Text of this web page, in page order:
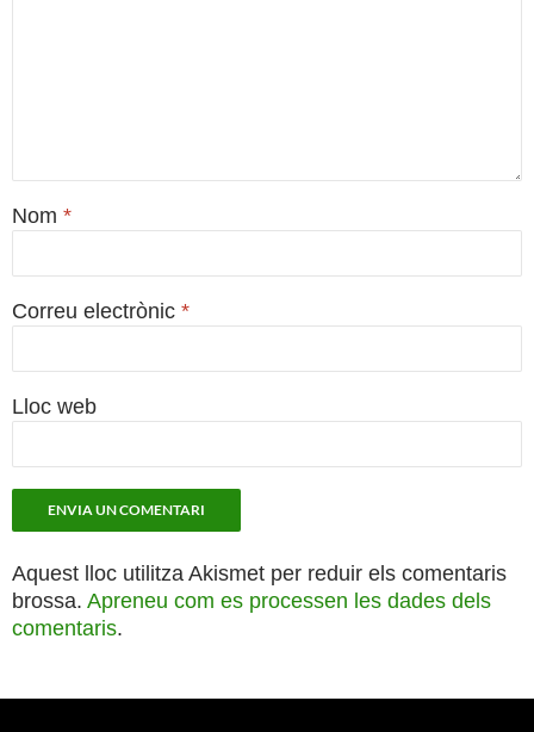
Nom *
Correu electrònic *
Lloc web
Aquest lloc utilitza Akismet per reduir els comentaris
brossa. Apreneu com es processen les dades dels
comentaris.